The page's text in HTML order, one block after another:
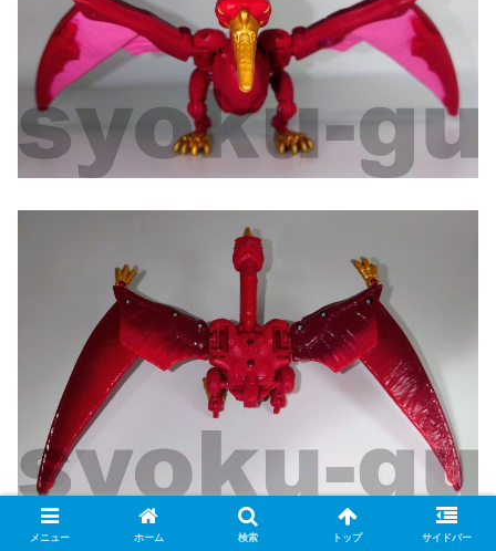
メニュー ホーム 検索 トップ サイドバー